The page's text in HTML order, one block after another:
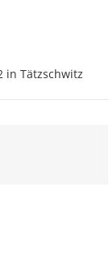
in Tätzschwitz